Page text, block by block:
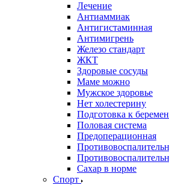
Лечение
Антиаммиак
Антигистаминная
Антимигрень
Железо стандарт
ЖКТ
Здоровые сосуды
Маме можно
Мужское здоровье
Нет холестерину
Подготовка к
Половая система
Предоперационная
Сахар в норме
Спорт